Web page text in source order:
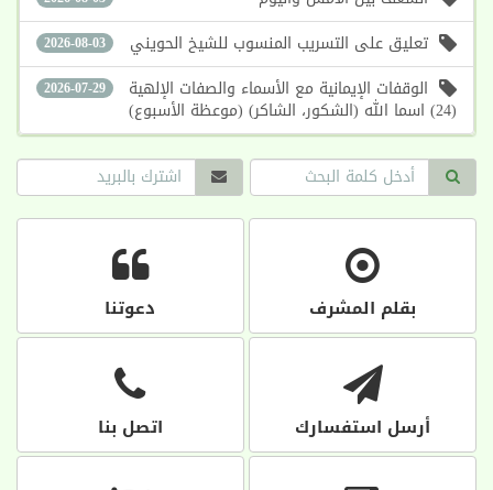
2026-08-03 تعليق على التسريب المنسوب للشيخ الحويني
2026-07-29 الوقفات الإيمانية مع الأسماء والصفات الإلهية
(24) اسما الله (الشكور، الشاكر) (موعظة الأسبوع)
بقلم المشرف دعوتنا
أرسل استفسارك اتصل بنا